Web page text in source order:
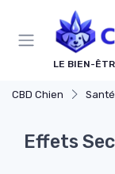
LE BIEN-
CBD Chien Santé et
Effets
Panneau de